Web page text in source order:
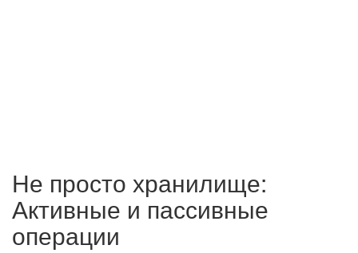
Не просто хранилище:
Активные и пассивные
операции